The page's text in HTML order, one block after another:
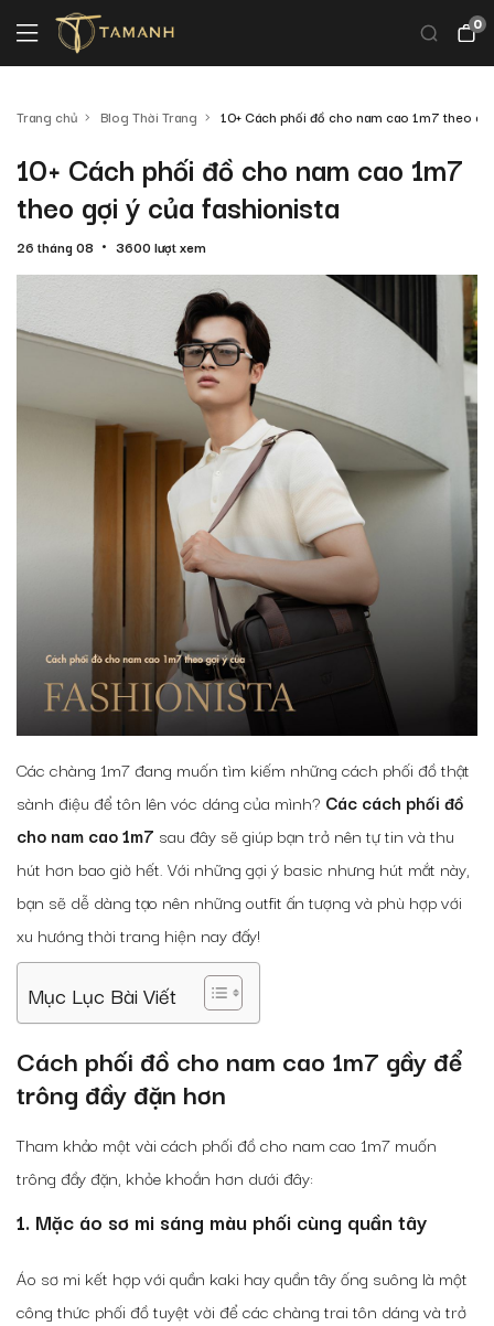
0
Trang chủ Blog Thời Trang 10+ Cách phối đồ cho nam cao 1m7 theo
10+ Cách phối đồ cho nam cao 1m7
theo gợi ý của fashionista
26 tháng 08 3600 lượt xem
Các chàng 1m7 đang muốn tìm kiếm những cách phối đồ thật
sành điệu để tôn lên vóc dáng của mình? Các cách phối đồ
cho nam cao 1m7 sau đây sẽ giúp bạn trở nên tự tin và thu
hút hơn bao giờ hết. Với những gợi ý basic nhưng hút mắt này,
bạn sẽ dễ dàng tạo nên những outfit ấn tượng và phù hợp với
xu hướng thời trang hiện nay đấy!
Mục Lục Bài Viết
Cách phối đồ cho nam cao 1m7 gầyđể
trông đầy đặn hơn
Tham khảo một vài cách phối đồ cho nam cao 1m7 muốn
trông đầy đặn, khỏe khoắn hơn dưới đây:
1. Mặc áo sơ mi sáng màu phối cùng quần tây
Áo sơ mi kết hợp với quần kaki hay quần tây ống suông là một
công thức phối đồ tuyệt vời để các chàng trai tôn dáng và trở